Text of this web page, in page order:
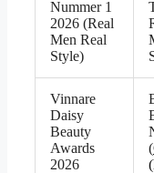
Nummer 1
2026 (Real
Men Real
Style)
Vinnare
Daisy
Beauty
Awards
2026
(